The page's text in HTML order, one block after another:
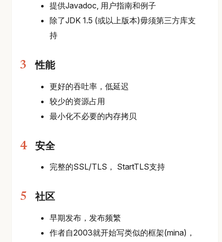
提供Javadoc, 用户指南和例子
除了JDK 1.5 (或以上版本)毋须第三方库支
持
性能
更好的吞吐率，低延迟
较少的资源占用
最小化不必要的内存拷贝
安全
完整的SSL/TLS， StartTLS支持
社区
早期发布，发布频繁
作者自2003就开始写类似的框架(mina)，